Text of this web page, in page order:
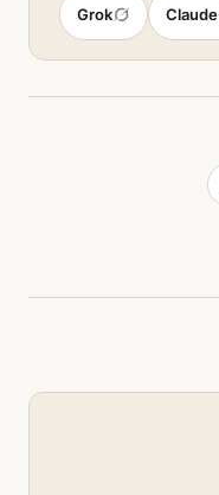
Claude
Grok